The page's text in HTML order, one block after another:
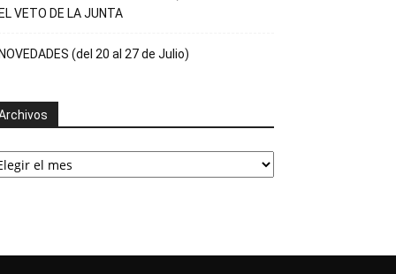
VETO DE LA JUNTA
(del 20 al 27 de Julio)